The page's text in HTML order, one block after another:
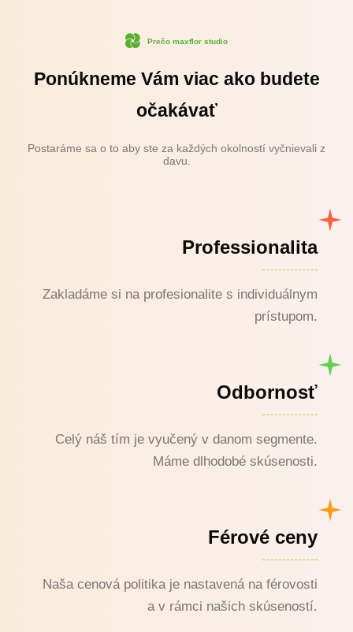
Prečo maxflor studio
Ponúkneme Vám viac ako budete
očakávať
Postaráme sa o to aby ste za každých okolností vyčnievali z
davu.
Professionalita
Zakladáme si na profesionalite s individuálnym
prístupom.
Odbornosť
Celý náš tím je vyučený v danom segmente.
Máme dlhodobé skúsenosti.
Férové ceny
Naša cenová politika je nastavená na férovosti
a v rámci našich skúseností.